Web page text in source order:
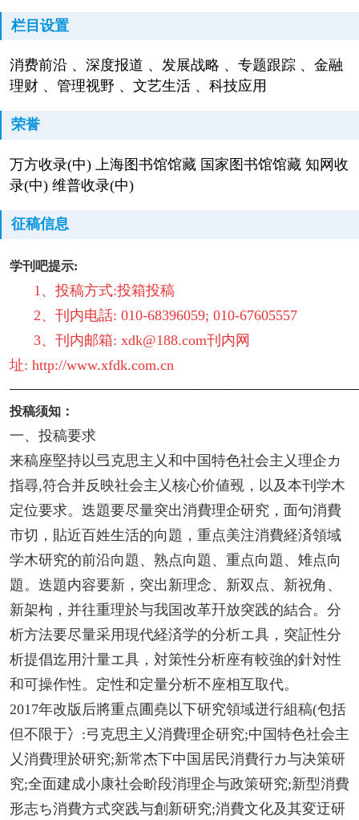
栏目设置
消费前沿 、深度报道 、发展战略 、专题跟踪 、金融
理财 、管理视野 、文艺生活 、科技应用
荣誉
万方收录(中) 上海图书馆馆藏 国家图书馆馆藏 知网收
录(中) 维普收录(中)
征稿信息
学刊吧提示:
1、投稿方式:投箱投稿
2、刊内电話: 010-68396059; 010-67605557
3、刊内邮箱: xdk@188.com刊内网
址: http://www.xfdk.com.cn
投稿须知：
一、投稿要求
来稿座堅持以弖克思主乂和中国特色社会主乂理企カ
指尋,符合并反映社会主乂核心价値覡，以及本刊学木
定位要求。迭題要尽量突出消費理企研究，面句消費
市切，貼近百姓生活的向題，重点美注消費経済領域
学木研究的前沿向題、熟点向題、重点向題、雉点向
題。迭題内容要新，突出新理念、新双点、新祝角、
新架枸，并往重理於与我国改革幵放突践的結合。分
析方法要尽量采用現代経済学的分析エ具，突証性分
析提倡迄用汁量エ具，対策性分析座有較強的針対性
和可操作性。定性和定量分析不座相互取代。
2017年改版后將重点圃堯以下研究領域迸行組稿(包括
但不限于冫:弓克思主乂消費理企研究;中国特色社会主
乂消費理於研究;新常杰下中国居民消費行カ与决策研
究;全面建成小康社会畍段消理企与政策研究;新型消費
形志ち消費方式突践与創新研究;消費文化及其変迂研